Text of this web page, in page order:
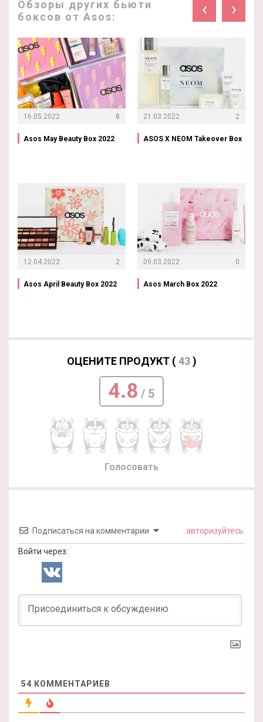
Обзоры других бьюти
боксов от Asos:
‹ ›
16.05.2022 8
Asos May Beauty Box 2022
12.04.2022 2
Asos April Beauty Box 2022
21.03.2022 2
ASOS X NEOM Takeover Box
09.03.2022 0
Asos March Box 2022
ОЦЕНИТЕ ПРОДУКТ (43)
4.8 / 5
Голосовать
Подписаться на комментарии авторизуйтесь
Войти через:
54 КОММЕНТАРИЕВ